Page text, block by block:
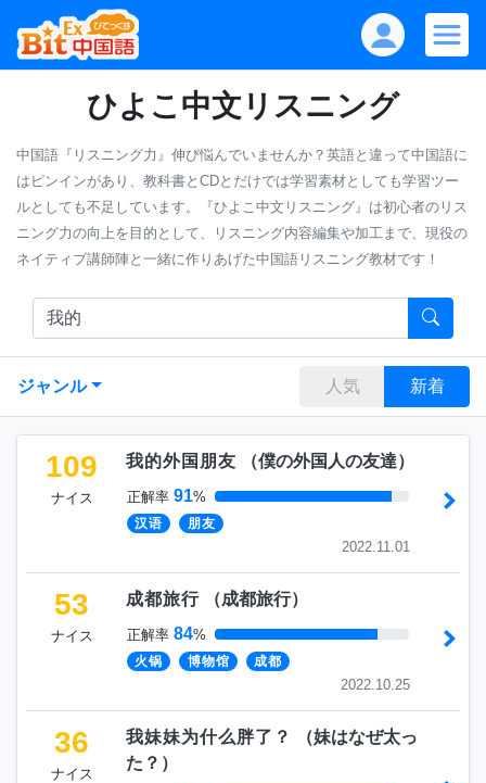
ひよこ中文リスニング
中国語『リスニング力』伸び悩んでいませんか？英語と違って中国語に
はピンインがあり、教科書とCDとだけでは学習素材としても学習ツー
ルとしても不足しています。『ひよこ中文リスニング』は初心者のリス
ニング力の向上を目的として、リスニング内容編集や加工まで、現役の
ネイティブ講師陣と一緒に作りあげた中国語リスニング教材です！
ジャンル 人気 新着
109
ナイス
我的外国朋友 （僕の外国人の友達）
正解率 91%
汉语 朋友
2022.11.01
53
ナイス
成都旅行 （成都旅行）
正解率 84%
火锅 博物馆 成都
2022.10.25
36
ナイス
我妹妹为什么胖了？ （妹はなぜ太っ
た？ ）